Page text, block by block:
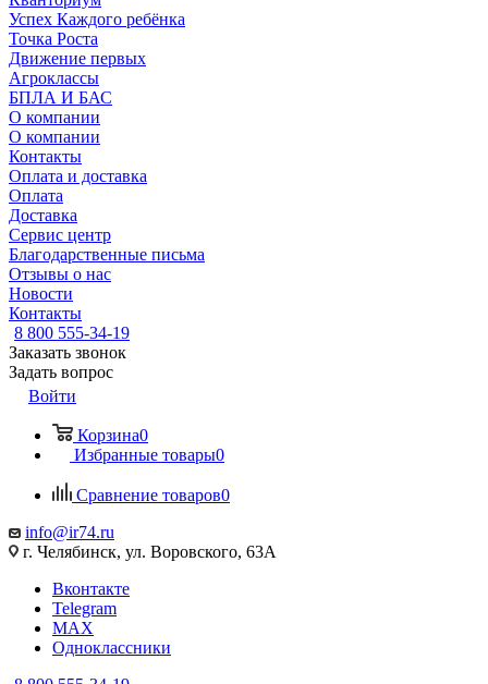
Успех Каждого ребёнка
Точка Роста
Движение первых
Агроклассы
БПЛА И БАС
О компании
О компании
Контакты
Оплата и доставка
Оплата
Доставка
Сервис центр
Благодарственные письма
Отзывы о нас
Новости
Контакты
8 800 555-34-19
Заказать звонок
Задать вопрос
Войти
Корзина0
Избранные товары0
Сравнение товаров0
info@ir74.ru
г. Челябинск, ул. Воровского, 63А
Вконтакте
Telegram
MAX
Одноклассники